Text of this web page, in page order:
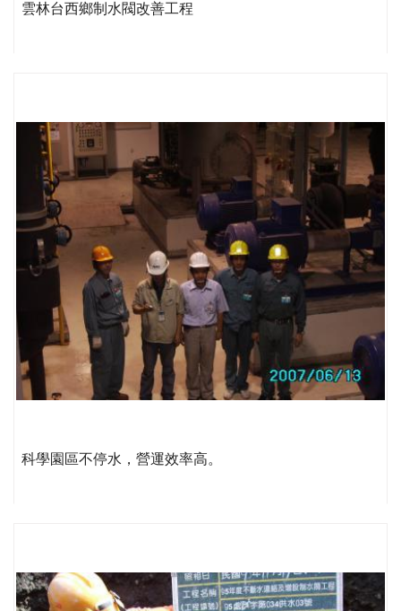
雲林台西鄉制水閥改善工程
科學園區不停水，營運效率高。